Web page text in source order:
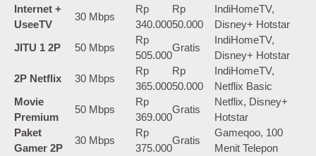
Internet +
UseeTV
30 Mbps
Rp
340.000
Rp
50.000
IndiHomeTV,
Disney+ Hotstar
JITU 1 2P
50 Mbps
Rp
505.000
Gratis
IndiHomeTV,
Disney+ Hotstar
2P Netflix
30 Mbps
Rp
365.000
Rp
50.000
IndiHomeTV,
Netflix Basic
Movie
Premium
50 Mbps
Rp
369.000
Gratis
Netflix, Disney+
Hotstar
Paket
Gamer 2P
30 Mbps
Rp
375.000
Gratis
Gameqoo, 100
Menit Telepon